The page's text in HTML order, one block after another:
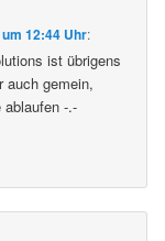
12:44 Uhr:
ist übrigens
auch gemein,
ablaufen -.-